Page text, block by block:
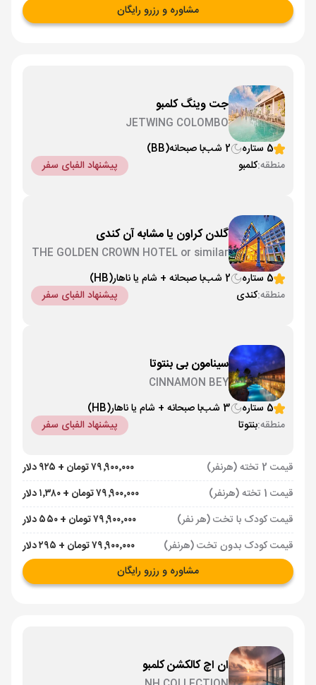
مشاوره و رزرو رایگان
جت وینگ کلمبو
JETWING COLOMBO
5 ستاره
2 شب با صبحانه(BB)
منطقه:کلمبو پیشنهاد الفبای سفر
گلدن کراون یا مشابه آن کندی
THE GOLDEN CROWN HOTEL or similar
5 ستاره
2 شب با صبحانه + شام یا ناهار(HB)
منطقه:کندی پیشنهاد الفبای سفر
سینامون بی بنتوتا
CINNAMON BEY
5 ستاره
3 شب با صبحانه + شام یا ناهار(HB)
منطقه:بنتوتا پیشنهاد الفبای سفر
قیمت 2 تخته (هرنفر)
۷۹٬۹۰۰٬۰۰۰ تومان + ۹۲۵ دلار
قیمت 1 تخته (هرنفر)
۷۹٬۹۰۰٬۰۰۰ تومان + ۱٬۳۸۰ دلار
قیمت کودک با تخت (هر نفر)
۷۹٬۹۰۰٬۰۰۰ تومان + ۵۵۰ دلار
قیمت کودک بدون تخت (هرنفر)
۷۹٬۹۰۰٬۰۰۰ تومان + ۲۹۵ دلار
مشاوره و رزرو رایگان
ان اچ کالکشن کلمبو